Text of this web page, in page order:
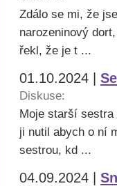
Zdálo se mi, že
narozeninový
řekl, že je t ...
01.10.2024 |
Diskuse:
Moje starší
ji nutil abych o ní
sestrou, kd ...
04.09.2024 |